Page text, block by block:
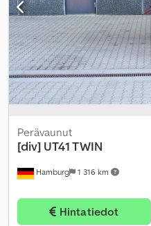
Hamburg 1 316 km
Perävaunut
[div] UT41 TWIN
Hintatiedot